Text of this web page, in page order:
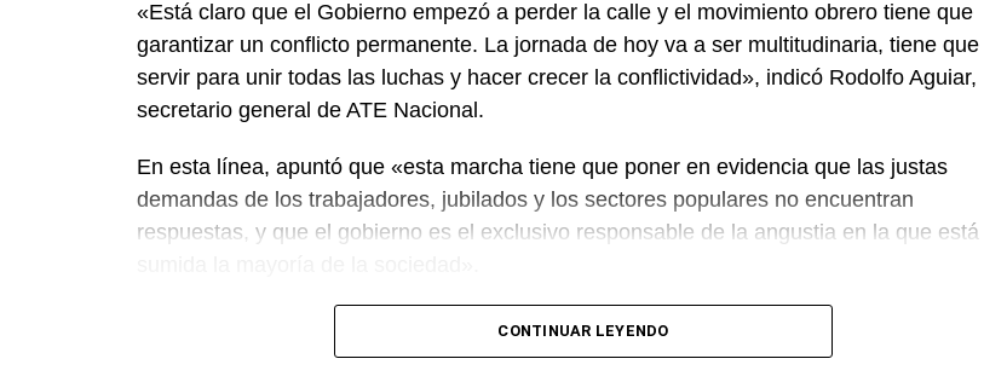
«Está claro que el Gobierno empezó a perder la calle y el movimiento obrero tiene que
garantizar un conflicto permanente. La jornada de hoy va a ser multitudinaria, tiene que
servir para unir todas las luchas y hacer crecer la conflictividad», indicó Rodolfo Aguiar,
secretario general de ATE Nacional.
En esta línea, apuntó que «esta marcha tiene que poner en evidencia que las justas
demandas de los trabajadores, jubilados y los sectores populares no encuentran
respuestas, y que el gobierno es el exclusivo responsable de la angustia en la que está
«Lo demuestran las encuestas, a Milei se le están terminando las balas. Tiene que saber
que empezamos a ir por él», sentenció Aguiar.
CONTINUAR LEYENDO